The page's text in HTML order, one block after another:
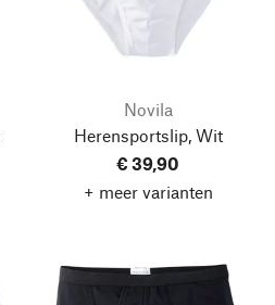
Novila
Herensportslip, Wit
€ 39,90
+ meer varianten